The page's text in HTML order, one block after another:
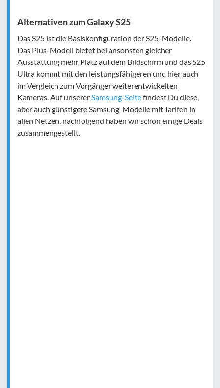
Alternativen zum Galaxy S25
Das S25 ist die Basiskonfiguration der S25-Modelle.
Das Plus-Modell bietet bei ansonsten gleicher
Ausstattung mehr Platz auf dem Bildschirm und das S25
Ultra kommt mit den leistungsfähigeren und hier auch
im Vergleich zum Vorgänger weiterentwickelten
Kameras. Auf unsererSamsung-Seitefindest Du diese,
aber auch günstigere Samsung-Modelle mit Tarifen in
allen Netzen, nachfolgend haben wir schon einige Deals
zusammengestellt.